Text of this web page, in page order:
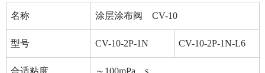
名称 涂层涂布阀 CV-10
型号 CV-10-2P-1N CV-10-2P-1N-L6
合适粘度 ～100mPa、s